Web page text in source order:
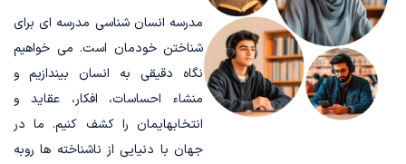
مدرسه انسان شناسی مدرسه ای برای
شناختن خودمان است. می خواهیم
نگاه دقیقی به انسان بیندازیم و
منشاء احساسات، افکار، عقاید و
انتخابهایمان را کشف کنیم. ما در
جهان با دنیایی از ناشناخته ها روبه